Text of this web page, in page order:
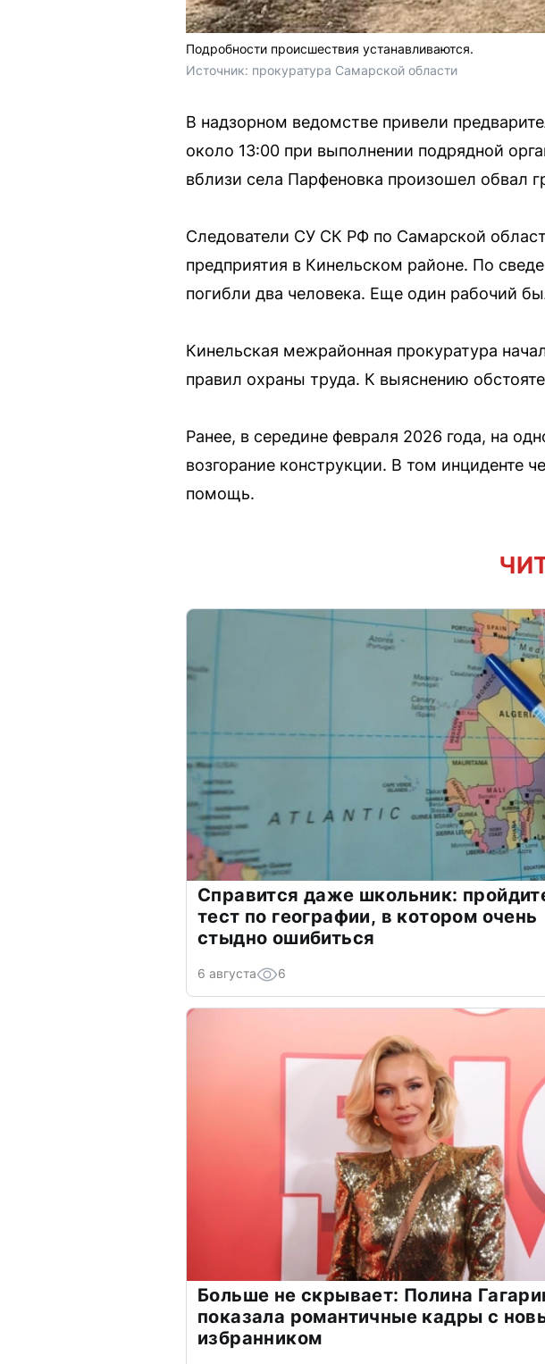
Подробности происшествия устанавливаются.
Источник: прокуратура Самарской области
В надзорном ведомстве привели
около 13:00 при выполнении подрядной
вблизи села Парфеновка произошел обвал
Следователи СУ СК РФ по Самарской
предприятия в Кинельском районе. По
погибли два человека. Еще один рабочий
Кинельская межрайонная прокуратура
правил охраны труда. К выяснению
Ранее, в середине февраля 2026 года, на
возгорание конструкции. В том инциденте
помощь.
Справится даже школьник:
тест по географии, в котором очень
стыдно ошибиться
6 августа 6
Больше не скрывает: Полина
показала романтичные кадры с
избранником